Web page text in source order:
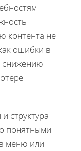
контента не
ошибки в
снижению
структура
понятными
меню или